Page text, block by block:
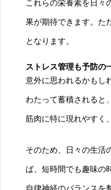
これらの栄養素を日々
果が期待できます。た
となります。
ストレス管理も予防の
意外に思われるかもし
わたって蓄積されると
筋肉に特に現れやすく
そのため、日々の生活
ば、短時間でも趣味の
自律神経のバランスを